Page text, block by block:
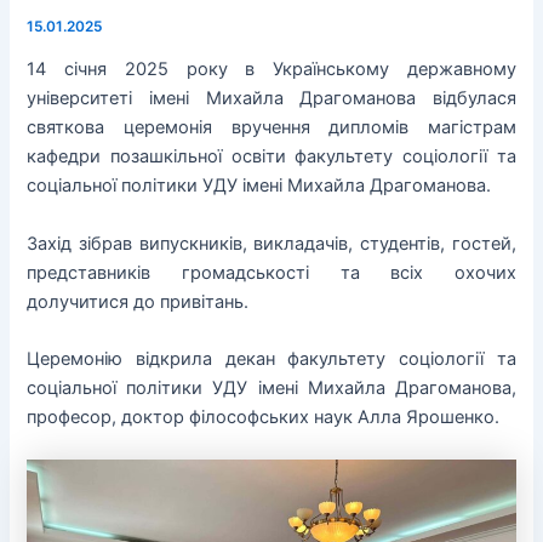
15.01.2025
14 січня 2025 року в Українському державному
університеті імені Михайла Драгоманова відбулася
святкова церемонія вручення дипломів магістрам
кафедри позашкільної освіти факультету соціології та
соціальної політики УДУ імені Михайла Драгоманова.
Захід зібрав випускників, викладачів, студентів, гостей,
представників громадськості та всіх охочих
долучитися до привітань.
Церемонію відкрила декан факультету соціології та
соціальної політики УДУ імені Михайла Драгоманова,
професор, доктор філософських наук Алла Ярошенко.